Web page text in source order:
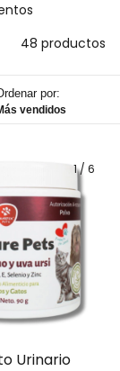
48 productos
por:
vendidos
1/ 6
Urinario